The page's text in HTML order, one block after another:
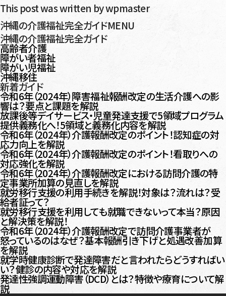
This post was written by wpmaster
沖縄の介護福祉完全ガイドMENU
沖縄の介護福祉完全ガイド
高齢者介護
障がい者福祉
障がい児福祉
沖縄移住
新着ガイド
令和6年（2024年）障害福祉報酬改定の生活介護への影
響は？要点と課題を解説
放課後等デイサービス・児童発達支援で5領域プログラム
提供義務化へ！5領域と義務化内容を解説
令和6年（2024年）介護報酬改定のポイント！認知症の対
応力向上を解説
令和6年（2024年）介護報酬改定のポイント！看取りへの
対応強化を解説
令和6年（2024年）介護報酬改定における訪問介護の特
定事業所加算の見直しを解説
就労移行支援の利用手続きを解説！対象は？流れは？受
給者証って？
就労移行支援を利用しても就職できないって本当？原因
と解決策を解説！
令和6年（2024年）介護報酬改定で訪問介護事業者が
怒っているのはなぜ？基本報酬引き下げと処遇改善加算
を解説
就学時健康診断で発達障害だと言われたらどうすればい
い？健診の内容や対応を解説
発達性強調運動障害（DCD）とは？特徴や療育について解
説